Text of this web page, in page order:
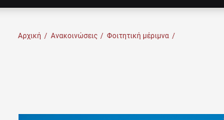
ΠΑΤΡΏΝ
Αρχική / Ανακοινώσεις / Φοιτητική μέριμνα /